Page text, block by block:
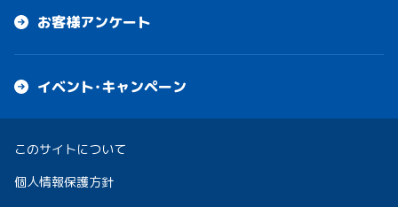
お客様アンケート
イベント・キャンペーン
このサイトについて
個人情報保護方針